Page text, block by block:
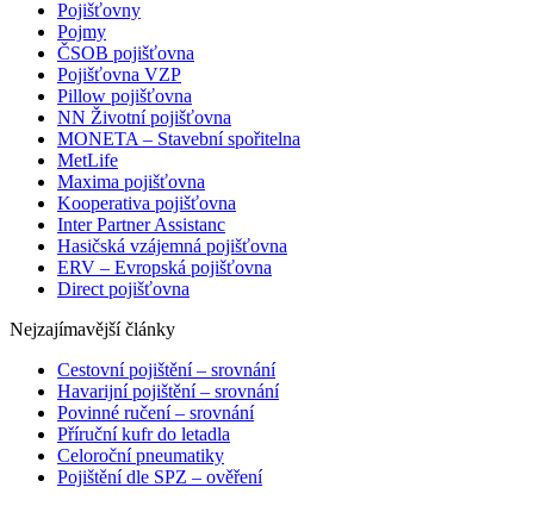
Pojišťovny
Pojmy
ČSOB pojišťovna
Pojišťovna VZP
Pillow pojišťovna
NN Životní pojišťovna
MONETA – Stavební spořitelna
MetLife
Maxima pojišťovna
Kooperativa pojišťovna
Inter Partner Assistanc
Hasičská vzájemná pojišťovna
ERV – Evropská pojišťovna
Direct pojišťovna
Nejzajímavější články
Cestovní pojištění – srovnání
Havarijní pojištění – srovnání
Povinné ručení – srovnání
Příruční kufr do letadla
Celoroční pneumatiky
Pojištění dle SPZ – ověření